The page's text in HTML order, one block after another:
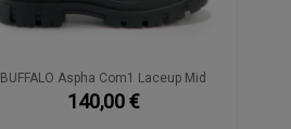
BUFFALO Aspha Com1 Laceup Mid
140,00 €